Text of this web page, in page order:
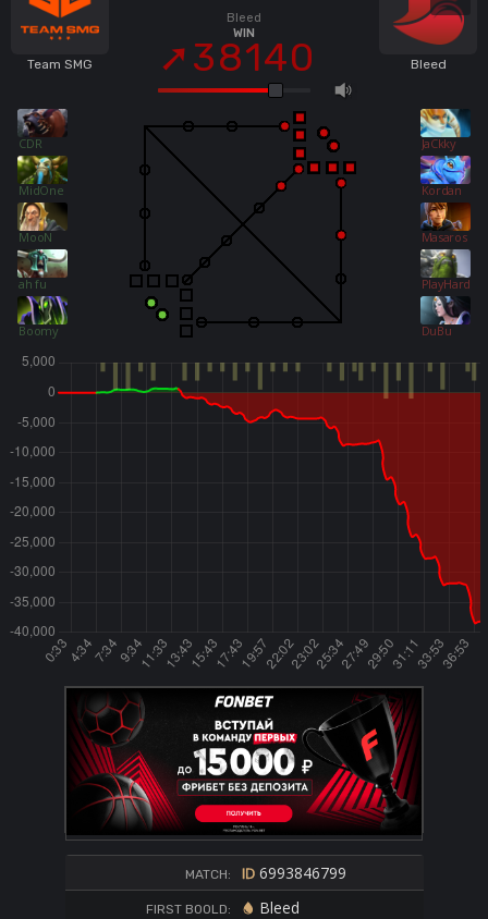
Team SMG
CDR
MidOne
MooN
ah fu
Boomy
Bleed
WIN
38140
JaCkky
Kordan
Masaros
PlayHard
DuBu
Bleed
MATCH: 6993846799
FIRST BOOLD: Bleed